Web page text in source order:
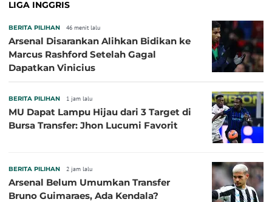
LIGA INGGRIS
BERITA PILIHAN 46 menit lalu
Arsenal Disarankan Alihkan Bidikan ke
Marcus Rashford Setelah Gagal
Dapatkan Vinicius
BERITA PILIHAN 1 jam lalu
MU Dapat Lampu Hijau dari 3 Target di
Bursa Transfer: Jhon Lucumi Favorit
BERITA PILIHAN 2 jam lalu
Arsenal Belum Umumkan Transfer
Bruno Guimaraes, Ada Kendala?